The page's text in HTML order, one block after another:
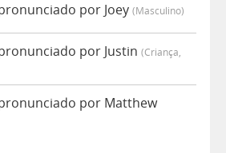
por Joey (masculino)
por Justin (criança,
por Matthew